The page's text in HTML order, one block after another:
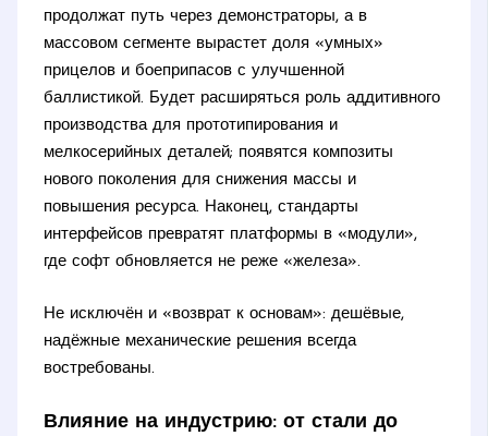
продолжат путь через демонстраторы, а в
массовом сегменте вырастет доля «умных»
прицелов и боеприпасов с улучшенной
баллистикой. Будет расширяться роль аддитивного
производства для прототипирования и
мелкосерийных деталей; появятся композиты
нового поколения для снижения массы и
повышения ресурса. Наконец, стандарты
интерфейсов превратят платформы в «модули»,
где софт обновляется не реже «железа».
Не исключён и «возврат к основам»: дешёвые,
надёжные механические решения всегда
востребованы.
Влияние на индустрию: от стали до